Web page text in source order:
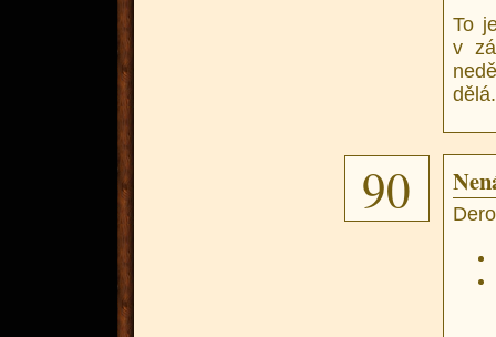
To
v
90 Dero